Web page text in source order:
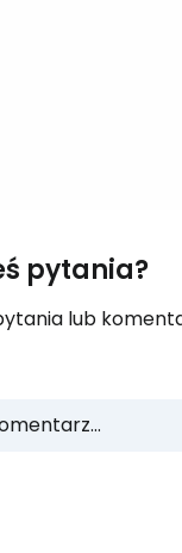
pytania?
lub